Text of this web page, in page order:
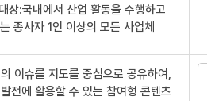
상:국내에서 산업 활동을 수행하고
종사자 1인 이상의 모든 사업체
이슈를 지도를 중심으로 공유하여,
전에 활용할 수 있는 참여형 콘텐츠